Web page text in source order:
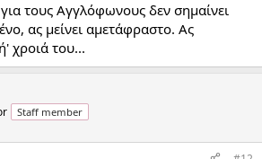
τους Αγγλόφωνους δεν σημαίνει
ας μείνει αμετάφραστο. Ας
χροιά του...
Staff member